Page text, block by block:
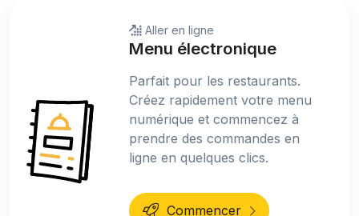
Aller en ligne
Menu électronique
Parfait pour les restaurants.
Créez rapidement votre menu
numérique et commencez à
prendre des commandes en
ligne en quelques clics.
Commencer